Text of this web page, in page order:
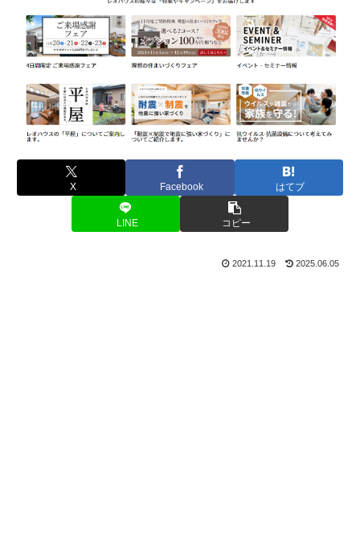
X Facebook はてブ
LINE コピー
2021.11.19 2025.06.05